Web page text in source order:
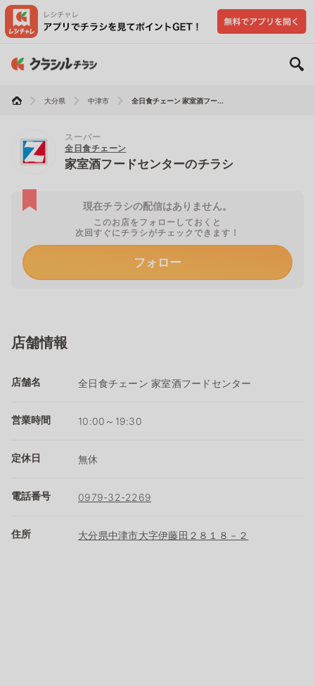
大分県 中津市 全日食チェーン 家室酒フー...
スーパー
全日食チェーン
家室酒フードセンターのチラシ
現在チラシの配信はありません。
このお店をフォローしておくと
次回すぐにチラシがチェックできます！
フォロー
店舗情報
店舗名 全日食チェーン 家室酒フードセンター
営業時間 10:00～19:30
定休日 無休
電話番号 0979-32-2269
住所 大分県中津市大字伊藤田２８１８－２